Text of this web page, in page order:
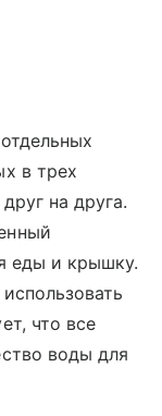
в трех
на друга.
еды и крышку.
что все
воды для